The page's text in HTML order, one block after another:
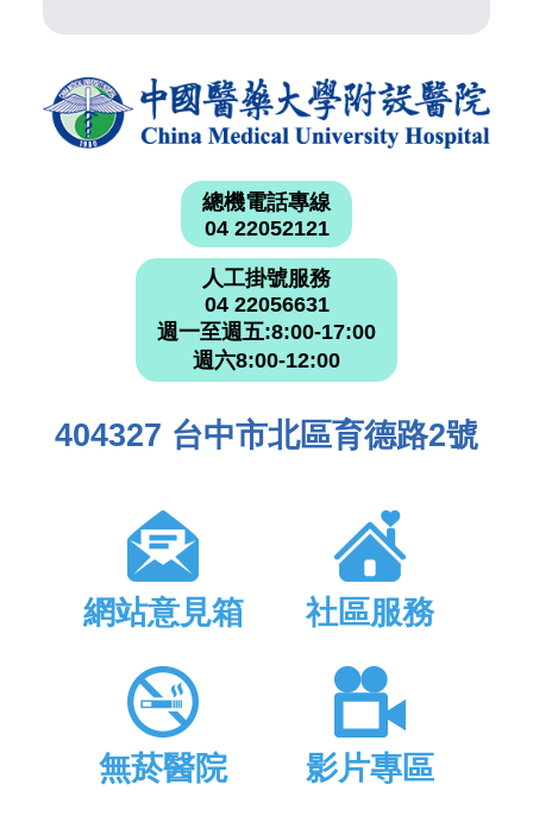
總機電話專線
04 22052121
人工掛號服務
04 22056631
週一至週五:8:00-17:00
週六8:00-12:00
404327 台中市北區育德路2號
網站意見箱 社區服務
無菸醫院 影片專區